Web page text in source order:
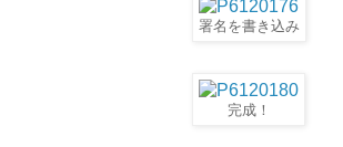
署名を書き込み
完成！